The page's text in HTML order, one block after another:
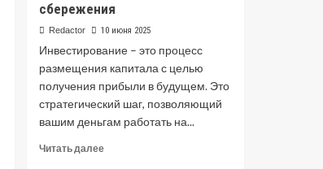
сбережения
Redactor 10 июня 2025
Инвестирование – это процесс
размещения капитала с целью
получения прибыли в будущем. Это
стратегический шаг, позволяющий
вашим деньгам работать на...
Читать далееRead